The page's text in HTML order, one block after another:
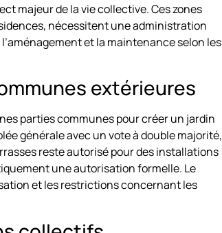
majeur de la vie collective. Ces zones
nécessitent une administration
et la maintenance selon les
extérieures
parties communes pour créer un jardin
générale avec un vote à double majorité,
reste autorisé pour des installations
une autorisation formelle. Le
et les restrictions concernant les